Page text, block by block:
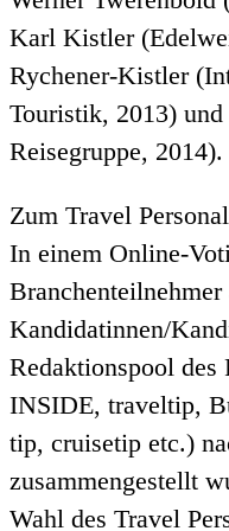
Karl Kistler
Rychener-Kistler
Touristik, 2013)
Reisegruppe, 2014).
Zum Travel
In einem Online-
Branchenteilnehmer
Kandidatinnen/
Redaktionspool
INSIDE, traveltip,
tip, cruisetip etc.)
zusammengestellt
Wahl des Travel